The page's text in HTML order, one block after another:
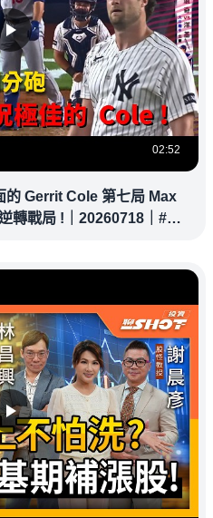
02:52
的 Gerrit Cole 第七局 Max
轉戰局 !｜20260718｜#洛